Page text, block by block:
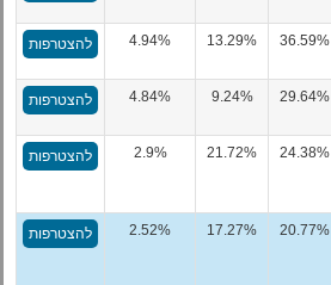
36.59%
13.29%
4.94% להצטרפות
29.64%
9.24%
4.84% להצטרפות
24.38%
21.72%
2.9% להצטרפות
20.77%
17.27%
2.52% להצטרפות